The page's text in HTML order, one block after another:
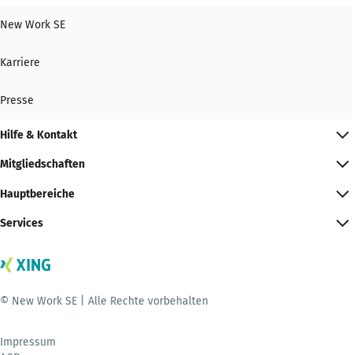
New Work SE
Karriere
Presse
Hilfe & Kontakt
Mitgliedschaften
Hauptbereiche
Services
© New Work SE | Alle Rechte vorbehalten
Impressum